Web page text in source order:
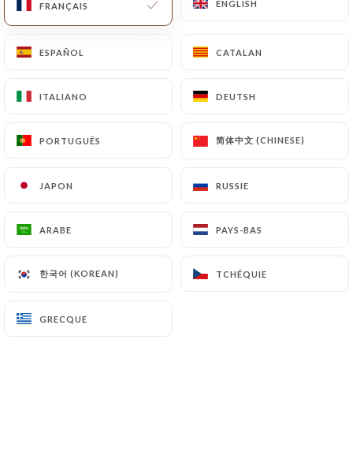
FRANÇAIS ENGLISH
ESPAÑOL CATALAN
ITALIANO DEUTSH
PORTUGUÊS 简体中文 (CHINESE)
JAPON RUSSIE
ARABE PAYS-BAS
한국어 (KOREAN) TCHÉQUIE
GRECQUE
FRANÇAIS ENGLISH
ESPAÑOL CATALAN
ITALIANO DEUTSH
PORTUGUÊS 简体中文 (CHINESE)
JAPON RUSSIE
ARABE PAYS-BAS
한국어 (KOREAN) TCHÉQUIE
GRECQUE